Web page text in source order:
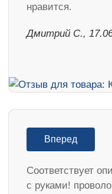
нравится.
Дмитрий С.,
Вперед
Соответствует
с руками!